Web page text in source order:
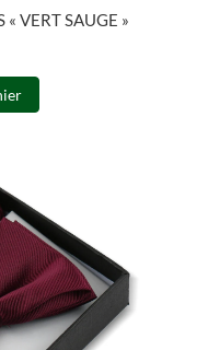
VERT SAUGE »